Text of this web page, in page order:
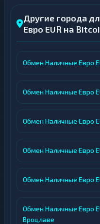
Другие города
Евро EUR на
Обмен Наличные Евро
Обмен Наличные Евро
Обмен Наличные Евро
Обмен Наличные Евро
Обмен Наличные Евро
Обмен Наличные Евро
Вроцлаве